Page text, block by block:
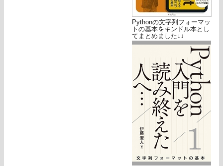
Pythonの文字列フォーマッ
トの基本をキンドル本とし
てまとめました↓↓